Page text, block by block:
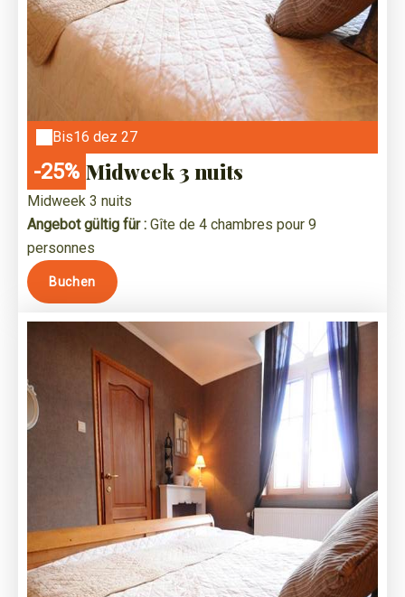
Bis16 dez 27
-25% Midweek 3 nuits
Midweek 3 nuits
Angebot gültig für : Gîte de 4 chambres pour 9
personnes
Buchen